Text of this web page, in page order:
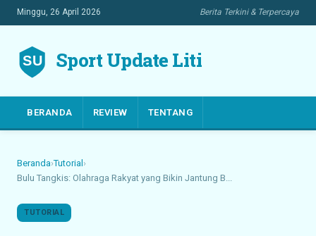
Minggu, 26 April 2026 Berita Terkini & Terpercaya
Sport Update Liti
BERANDA REVIEW TENTANG
Beranda›Tutorial ›
Bulu Tangkis: Olahraga Rakyat yang Bikin Jantung B...
TUTORIAL